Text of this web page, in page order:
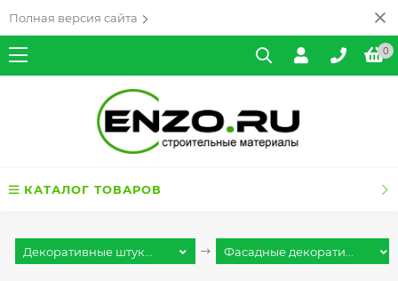
Полная версия сайта
0
КАТАЛОГ ТОВАРОВ
Декоративные штук... Фасадные декорати...